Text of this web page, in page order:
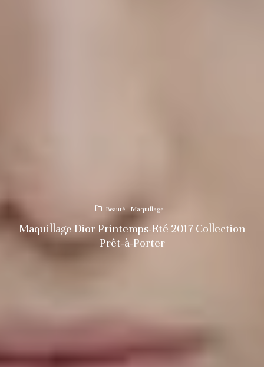
Beauté Maquillage
Maquillage Dior Printemps-Eté 2017 Collection
Prêt-à-Porter